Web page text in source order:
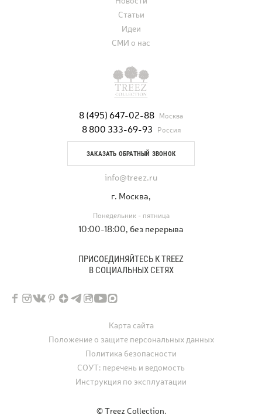
8 (495) 647-02-88 Москва
8 800 333-69-93 Россия
ЗАКАЗАТЬ ОБРАТНЫЙ ЗВОНОК
info@treez.ru
г. Москва,
Понедельник - пятница
10:00-18:00, без перерыва
Статьи
Идеи
СМИ о нас
ПРИСОЕДИНЯЙТЕСЬ К TREEZ
В СОЦИАЛЬНЫХ СЕТЯХ
© Treez Collection.
Карта сайта
Положение о защите персональных данных
Политика безопасности
СОУТ: перечень и ведомость
Инструкция по эксплуатации